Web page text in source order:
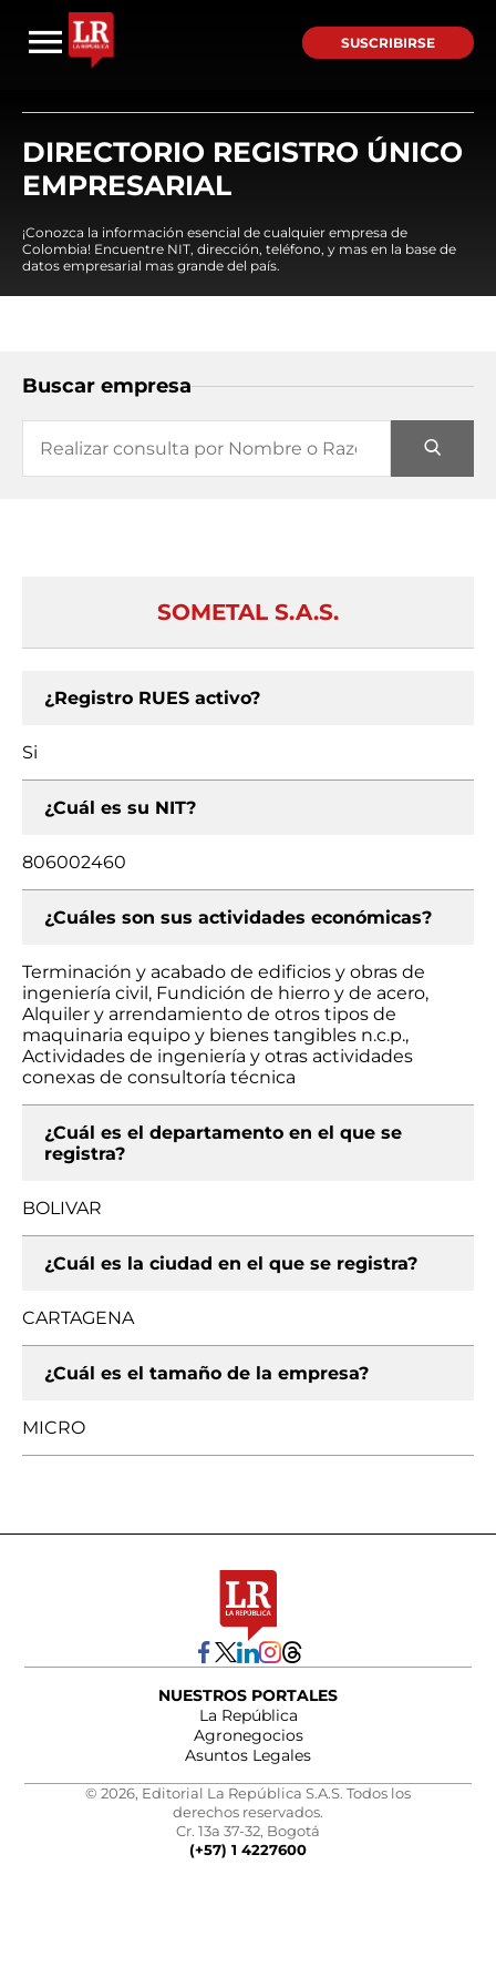
SUSCRIBIRSE
DIRECTORIO REGISTRO ÚNICO
EMPRESARIAL
¡Conozca la información esencial de cualquier empresa de
Colombia! Encuentre NIT, dirección, teléfono, y mas en la base de
datos empresarial mas grande del país.
Buscar empresa
SOMETAL S.A.S.
¿Registro RUES activo?
Si
¿Cuál es su NIT?
806002460
¿Cuáles son sus actividades económicas?
Terminación y acabado de edificios y obras de
ingeniería civil, Fundición de hierro y de acero,
Alquiler y arrendamiento de otros tipos de
maquinaria equipo y bienes tangibles n.c.p.,
Actividades de ingeniería y otras actividades
conexas de consultoría técnica
¿Cuál es el departamento en el que se
registra?
BOLIVAR
¿Cuál es la ciudad en el que se registra?
CARTAGENA
¿Cuál es el tamaño de la empresa?
MICRO
NUESTROS PORTALES
La República
Agronegocios
Asuntos Legales
© 2026, Editorial La República S.A.S. Todos los
derechos reservados.
Cr. 13a 37-32, Bogotá
(+57) 1 4227600